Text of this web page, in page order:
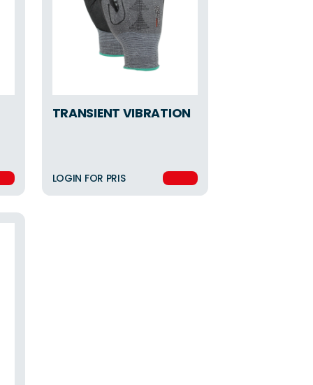
TRANSIENT VIBRATION
LOGIN FOR PRIS